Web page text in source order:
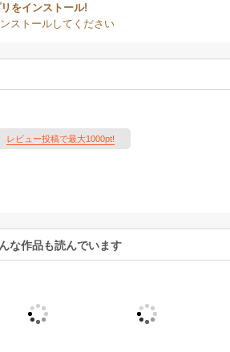
をインストール!
ストールしてください
レビュー投稿で最大1000pt!
な作品も読んでいます